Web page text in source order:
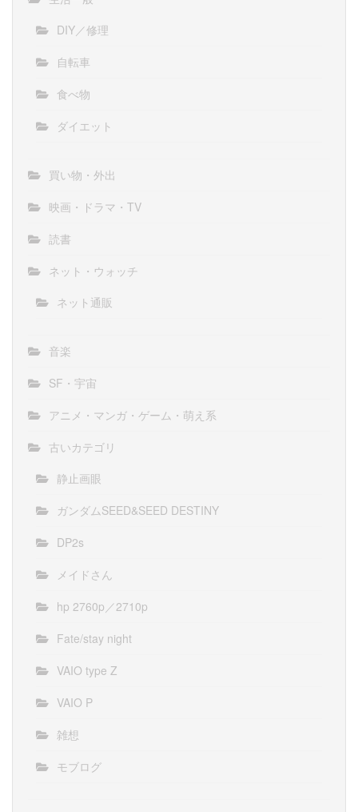
DIY／修理
自転車
食べ物
ダイエット
買い物・外出
映画・ドラマ・TV
読書
ネット・ウォッチ
ネット通販
音楽
SF・宇宙
アニメ・マンガ・ゲーム・萌え系
古いカテゴリ
静止画眼
ガンダムSEED&SEED DESTINY
DP2s
メイドさん
hp 2760p／2710p
Fate/stay night
VAIO type Z
VAIO P
雑想
モブログ